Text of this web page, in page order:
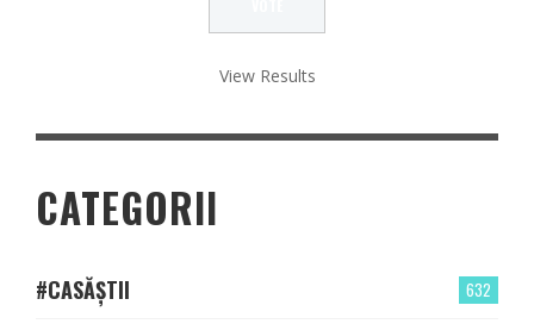
View Results
CATEGORII
632
#CASĂȘTII